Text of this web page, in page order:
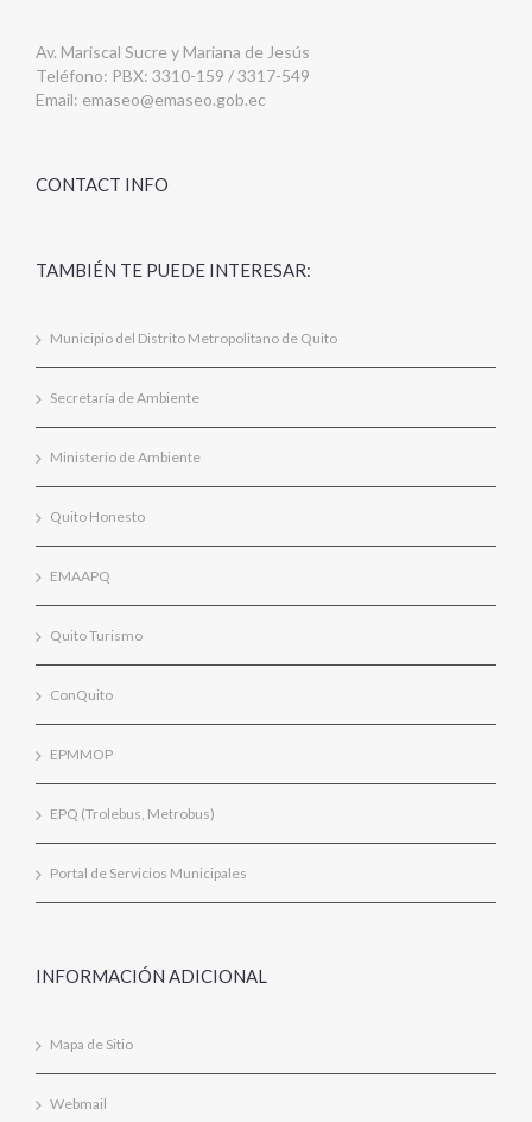
Av. Mariscal Sucre y Mariana de Jesús
Teléfono: PBX: 3310-159 / 3317-549
Email: emaseo@emaseo.gob.ec
CONTACT INFO
TAMBIÉN TE PUEDE INTERESAR:
Municipio del Distrito Metropolitano de Quito
Secretaría de Ambiente
Ministerio de Ambiente
Quito Honesto
EMAAPQ
Quito Turismo
ConQuito
EPMMOP
EPQ (Trolebus, Metrobus)
Portal de Servicios Municipales
INFORMACIÓN ADICIONAL
Mapa de Sitio
Webmail